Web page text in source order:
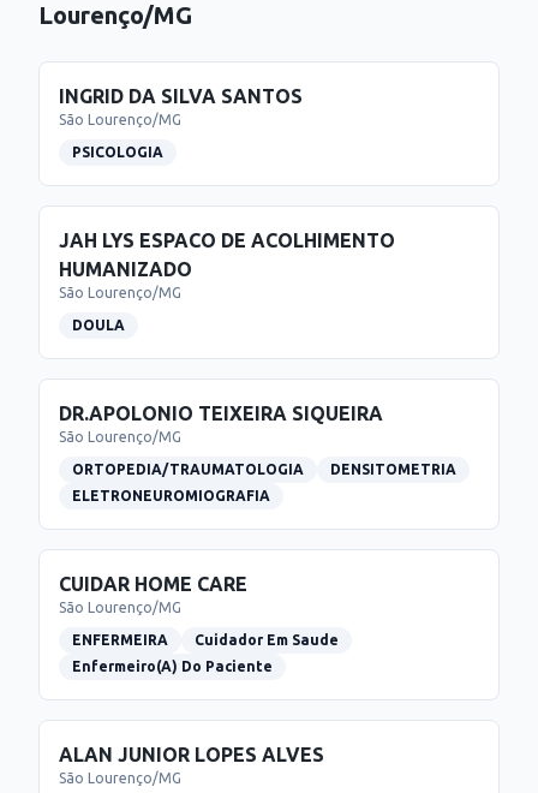
Lourenço/MG
INGRID DA SILVA SANTOS
São Lourenço/MG
PSICOLOGIA
JAH LYS ESPACO DE ACOLHIMENTO
HUMANIZADO
São Lourenço/MG
DOULA
DR.APOLONIO TEIXEIRA SIQUEIRA
São Lourenço/MG
ORTOPEDIA/TRAUMATOLOGIA
DENSITOMETRIA
ELETRONEUROMIOGRAFIA
CUIDAR HOME CARE
São Lourenço/MG
ENFERMEIRA
Cuidador Em Saude
Enfermeiro(A) Do Paciente
ALAN JUNIOR LOPES ALVES
São Lourenço/MG